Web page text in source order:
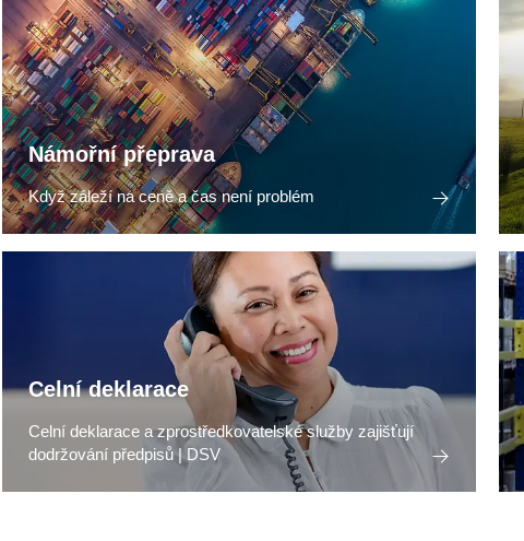
Námořní přeprava
Když záleží na ceně a čas není problém
Celní deklarace
Celní deklarace a zprostředkovatelské služby zajišťují
dodržování předpisů | DSV